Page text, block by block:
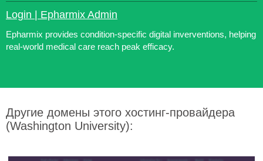
Login | Epharmix Admin
Epharmix provides condition-specific digital inverventions, helping
real-world medical care reach peak efficacy.
Другие домены этого хостинг-провайдера
(Washington University):